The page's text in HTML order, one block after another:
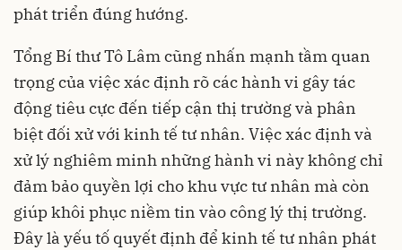
phát triển đúng hướng.
Tổng Bí thư Tô Lâm cũng nhấn mạnh tầm quan
trọng của việc xác định rõ các hành vi gây tác
động tiêu cực đến tiếp cận thị trường và phân
biệt đối xử với kinh tế tư nhân. Việc xác định và
xử lý nghiêm minh những hành vi này không chỉ
đảm bảo quyền lợi cho khu vực tư nhân mà còn
giúp khôi phục niềm tin vào công lý thị trường.
Đây là yếu tố quyết định để kinh tế tư nhân phát